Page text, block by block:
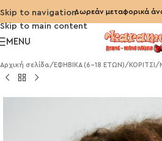
Skip to navigation
Skip to main content
Δωρεάν μεταφορικά
MENU
Αρχική σελίδα/ ΕΦΗΒΙΚΑ (6-18 ΕΤΩΝ)/ ΚΟΡΙΤΣΙ /